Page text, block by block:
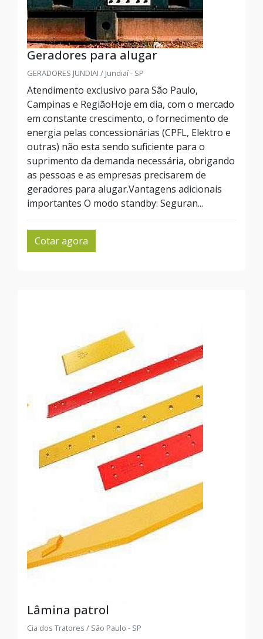
Geradores para alugar
GERADORES JUNDIAI / Jundiaí - SP
Atendimento exclusivo para São Paulo,
Campinas e RegiãoHoje em dia, com o mercado
em constante crescimento, o fornecimento de
energia pelas concessionárias (CPFL, Elektro e
outras) não esta sendo suficiente para o
suprimento da demanda necessária, obrigando
as pessoas e as empresas precisarem de
geradores para alugar.Vantagens adicionais
importantes O modo standby: Seguran...
Cotar agora
Lâmina patrol
Cia dos Tratores / São Paulo - SP